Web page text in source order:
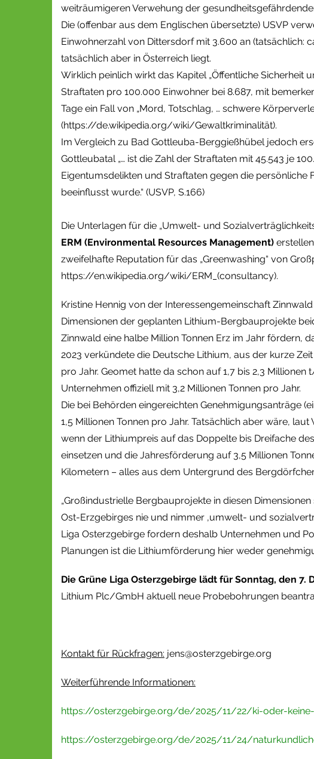
weiträumigeren Verwehung der
Die (offenbar aus dem Englischen übersetzte) USVP
Einwohnerzahl von Dittersdorf mit 3.600 an (tatsächlich:
tatsächlich aber in Österreich liegt.
Wirklich peinlich wirkt das Kapitel „Öffentliche Sicherheit
Straftaten pro 100.000 Einwohner bei 8.687, mit
Tage ein Fall von „Mord, Totschlag, … schwere
(https://de.wikipedia.org/wiki/Gewaltkriminalität).
Im Vergleich zu Bad Gottleuba-Berggießhübel jedoch
Gottleubatal „… ist die Zahl der Straftaten mit 45.543 je
Eigentumsdelikten und Straftaten gegen die
beeinflusst wurde.“ (USVP, S.166)
Die Unterlagen für die „Umwelt- und
ERM (Environmental Resources Management)
zweifelhafte Reputation für das „Greenwashing“ von
https://en.wikipedia.org/wiki/ERM_(consultancy).
Kristine Hennig von der Interessengemeinschaft
Dimensionen der geplanten Lithium-Bergbauprojekte
Zinnwald eine halbe Million Tonnen Erz im Jahr fördern,
2023 verkündete die Deutsche Lithium, aus der kurze
pro Jahr. Geomet hatte da schon auf 1,7 bis 2,3
Unternehmen offiziell mit 3,2 Millionen Tonnen pro Jahr.
Die bei Behörden eingereichten Genehmigungsanträge
1,5 Millionen Tonnen pro Jahr. Tatsächlich aber wäre,
wenn der Lithiumpreis auf das Doppelte bis Dreifache
einsetzen und die Jahresförderung auf 3,5 Millionen
Kilometern – alles aus dem Untergrund des
„Großindustrielle Bergbauprojekte in diesen
Ost-Erzgebirges nie und nimmer ‚umwelt- und
Liga Osterzgebirge fordern deshalb Unternehmen und
Planungen ist die Lithiumförderung hier weder
Die Grüne Liga Osterzgebirge lädt für Sonntag, den
Lithium Plc/GmbH aktuell neue Probebohrungen
Kontakt für Rückfragen: jens@osterzgebirge.org
Weiterführende Informationen:
https://osterzgebirge.org/de/2025/11/22/ki-oder-
https://osterzgebirge.org/de/2025/11/24/